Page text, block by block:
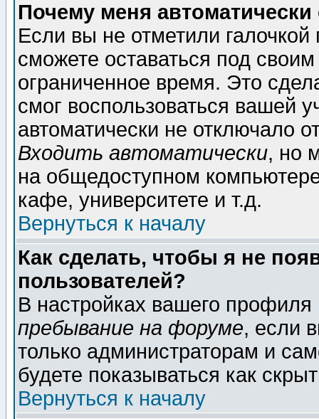
Почему меня автоматически
Если вы не отметили галочкой
сможете оставаться под
ограниченное время. Это
смог воспользоваться вашей
автоматически не отключало
Входить автоматически, но
на общедоступном
кафе, университете и т.д.
Вернуться к началу
Как сделать, чтобы я не
пользователей?
В настройках вашего
пребывание на форуме, если
только администраторам и
будете показываться как
Вернуться к началу